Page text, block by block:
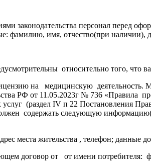
законодательства персонал перед
фамилию, имя, отчество(при
относительно того, что
на медицинскую деятельность.
РФ от 11.05.2023г № 736
(раздел IV п 22 Постановления
содержать следующую
места жительства , телефон; данные
договор от от имени потребителя: